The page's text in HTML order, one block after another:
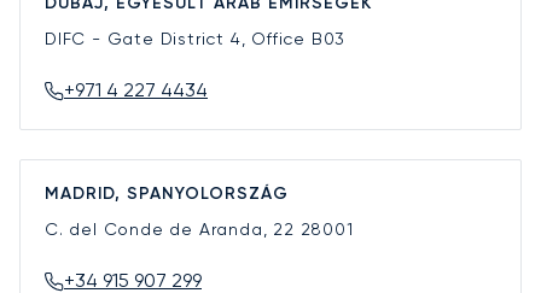
DIFC - Gate District 4, Office B03
+971 4 227 4434
MADRID, SPANYOLORSZÁG
C. del Conde de Aranda, 22 28001
+34 915 907 299